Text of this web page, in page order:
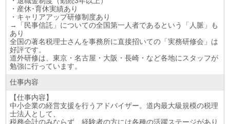
・産休･育休実績あり
・キャリアアップ研修制度あり
→「民事信託」についての全国第一人者であるという「人脈」も
あり
全国の著名税理士さんを事務所に直接招いての「実務研修会」は
好評です。
道外研修は、東京・名古屋・大阪・長崎・など各地にスタッフが
勉強に行っています。
仕事内容
【仕事内容】
中小企業の経営支援を行うアドバイザー。道内最大級規模の税理
士法人として、
税務会計のみならず、経験者の方には各種の活躍ステージがあり